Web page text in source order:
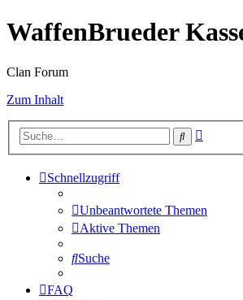
WaffenBrueder
Clan Forum
Zum Inhalt
Suche
Schnellzugriff
Unbeantwortete Themen
Aktive Themen
Suche
FAQ